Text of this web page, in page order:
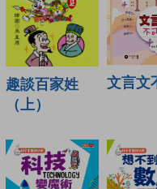
趣談百家姓
（上）
文言文